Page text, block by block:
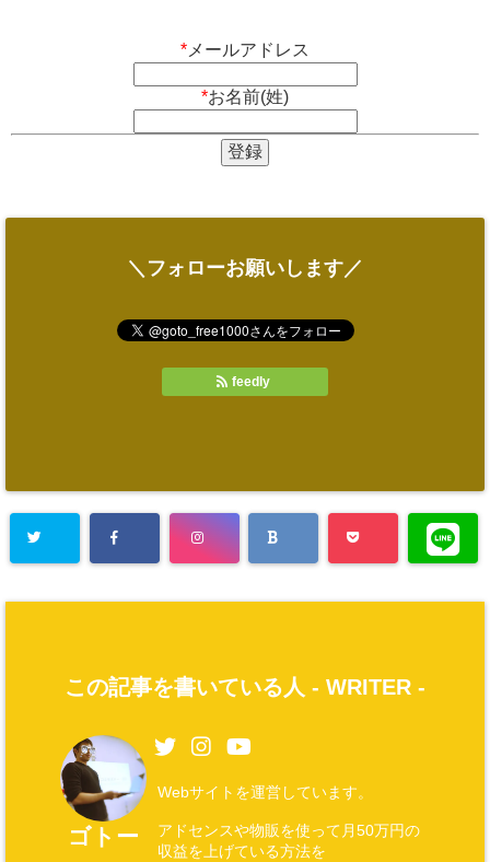
* メールアドレス
*お名前(姓)
＼フォローお願いします／
feedly
この記事を書いている人 - WRITER -
ゴトー
Webサイトを運営しています。
アドセンスや物販を使って月50万円の
収益を上げている方法を